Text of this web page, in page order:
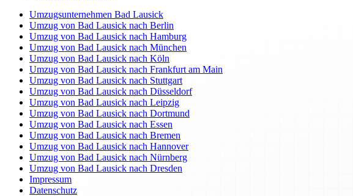
Umzugsunternehmen Bad Lausick
Umzug von Bad Lausick nach Berlin
Umzug von Bad Lausick nach Hamburg
Umzug von Bad Lausick nach München
Umzug von Bad Lausick nach Köln
Umzug von Bad Lausick nach Frankfurt am Main
Umzug von Bad Lausick nach Stuttgart
Umzug von Bad Lausick nach Düsseldorf
Umzug von Bad Lausick nach Leipzig
Umzug von Bad Lausick nach Dortmund
Umzug von Bad Lausick nach Essen
Umzug von Bad Lausick nach Bremen
Umzug von Bad Lausick nach Hannover
Umzug von Bad Lausick nach Nürnberg
Umzug von Bad Lausick nach Dresden
Impressum
Datenschutz